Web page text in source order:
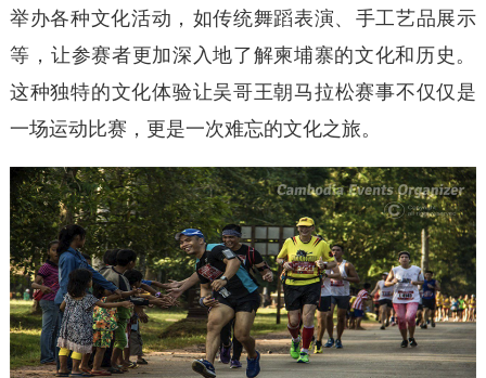
举办各种文化活动，‌如传统舞蹈表演、‌手工艺品展示
等，‌让参赛者更加深入地了解柬埔寨的文化和历史。‌
这种独特的文化体验让吴哥王朝马拉松赛事不仅仅是
一场运动比赛，‌更是一次难忘的文化之旅。